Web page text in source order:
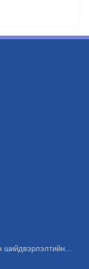
шийдвэрлэлтийн...